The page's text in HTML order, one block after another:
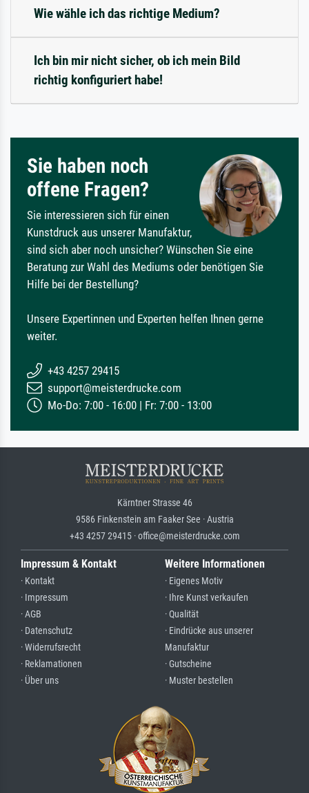
Wie wähle ich das richtige Medium?
Ich bin mir nicht sicher, ob ich mein Bild
richtig konfiguriert habe!
Sie haben noch
offene Fragen?
Sie interessieren sich für einen
Kunstdruck aus unserer Manufaktur,
sind sich aber noch unsicher? Wünschen Sie eine
Beratung zur Wahl des Mediums oder benötigen Sie
Hilfe bei der Bestellung?
Unsere Expertinnen und Experten helfen Ihnen gerne
weiter.
+43 4257 29415
support@meisterdrucke.com
Mo-Do: 7:00 - 16:00 | Fr: 7:00 - 13:00
Kärntner Strasse 46
9586 Finkenstein am Faaker See · Austria
+43 4257 29415 · office@meisterdrucke.com
Impressum & Kontakt
· Kontakt
· Impressum
· AGB
· Datenschutz
· Widerrufsrecht
· Reklamationen
· Über uns
Weitere Informationen
· Eigenes Motiv
· Ihre Kunst verkaufen
· Qualität
· Eindrücke aus unserer
Manufaktur
· Gutscheine
· Muster bestellen